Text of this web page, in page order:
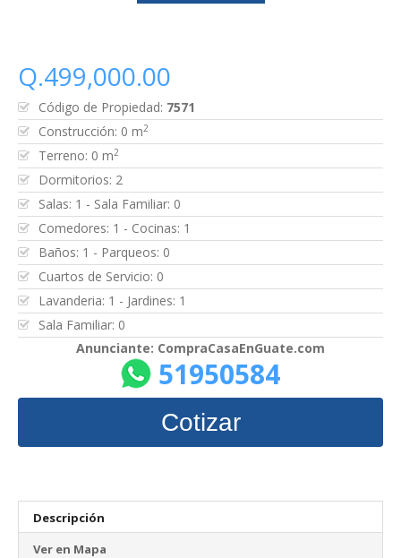
Q.499,000.00
Código de Propiedad: 7571
Construcción: 0 m2
Terreno: 0 m2
Dormitorios: 2
Salas: 1 - Sala Familiar: 0
Comedores: 1 - Cocinas: 1
Baños: 1 - Parqueos: 0
Cuartos de Servicio: 0
Lavanderia: 1 - Jardines: 1
Sala Familiar: 0
Anunciante: CompraCasaEnGuate.com
51950584
Cotizar
Descripción
Ver en Mapa